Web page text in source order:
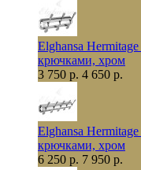
Elghansa
крючками, хром
3 750 р. 4 650 р.
Elghansa
крючками, хром
6 250 р. 7 950 р.